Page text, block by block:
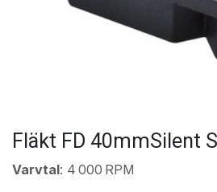
Fläkt FD 40mmSilent
Varvtal: 4 000 RPM